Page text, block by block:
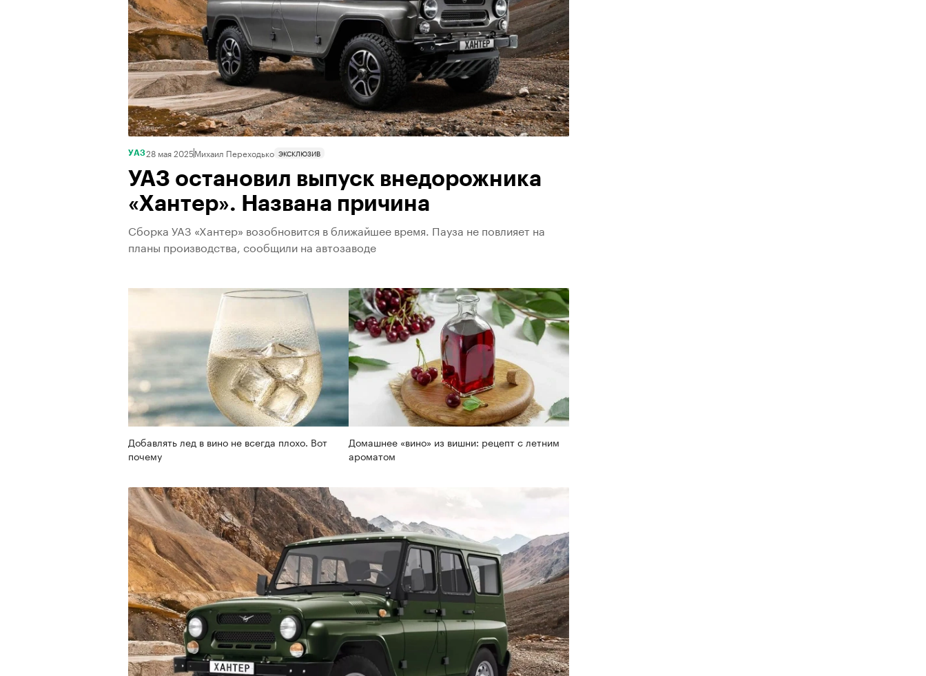
УАЗ28 мая 2025Михаил Переходько ЭКСКЛЮЗИВ
УАЗ остановил выпуск внедорожника
«Хантер». Названа причина
Сборка УАЗ «Хантер» возобновится в ближайшее время. Пауза не повлияет на
планы производства, сообщили на автозаводе
Добавлять лед в вино не всегда плохо. Вот
почему
Домашнее «вино» из вишни: рецепт с летним
ароматом